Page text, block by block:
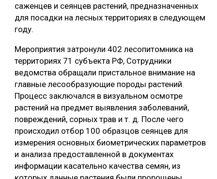
ЛОГИСТИКА
ПРОИЗВОДСТВО ДРЕВЕСНЫХ ПЛИТ
КОМПЛЕКСНАЯ ПЕРЕРАБОТКА
ЛЕСОПИЛЕНИЕ
ДЕРЕВЯННОЕ ДОМОСТРОЕНИЕ
БЕЗОПАСНОЕ ПРОИЗВОДСТВО
СУШКА ДРЕВЕСИНЫ
ПОДБОРКИ СТАТЕЙ
саженцев и сеянцев растений, предназначенных
для посадки на лесных территориях в следующем
году.
Мероприятия затронули 402 лесопитомника на
территориях 71 субъекта РФ, Сотрудники
ведомства обращали пристальное внимание на
главные лесообразующие породы растений.
Процесс заключался в визуальном осмотре
растений на предмет выявления заболеваний,
повреждений, сорных трав и т. д. После чего
происходил отбор 100 образцов сеянцев для
измерения основных биометрических параметров
и анализа предоставленной в документах
информации касательно качества семян, из